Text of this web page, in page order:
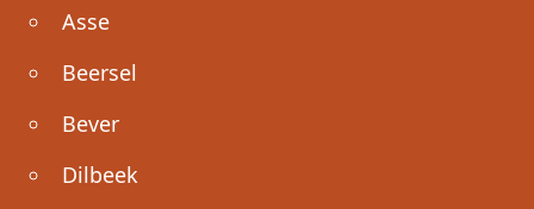
Asse
Beersel
Bever
Dilbeek